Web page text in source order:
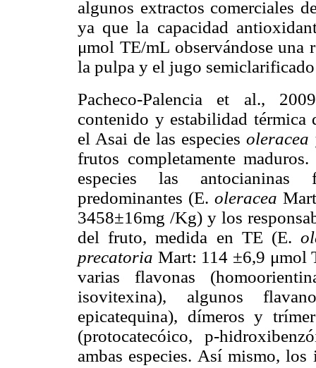
algunos extractos comerciales
ya que la capacidad
μmol TE/mL observándose una
la pulpa y el jugo
Pacheco-Palencia et al., 2009
contenido y estabilidad térmica
el Asai de las especiesoleracea
frutos completamente
especies las antocianinas
predominantes (E. oleracea
3458±16mg /Kg) y los
del fruto, medida en TE (E.
precatoria Mart: 114 ±6,9 μmol
varias flavonas
isovitexina), algunos
epicatequina), dímeros y
(protocatecóico, p-
ambas especies. Así mismo,